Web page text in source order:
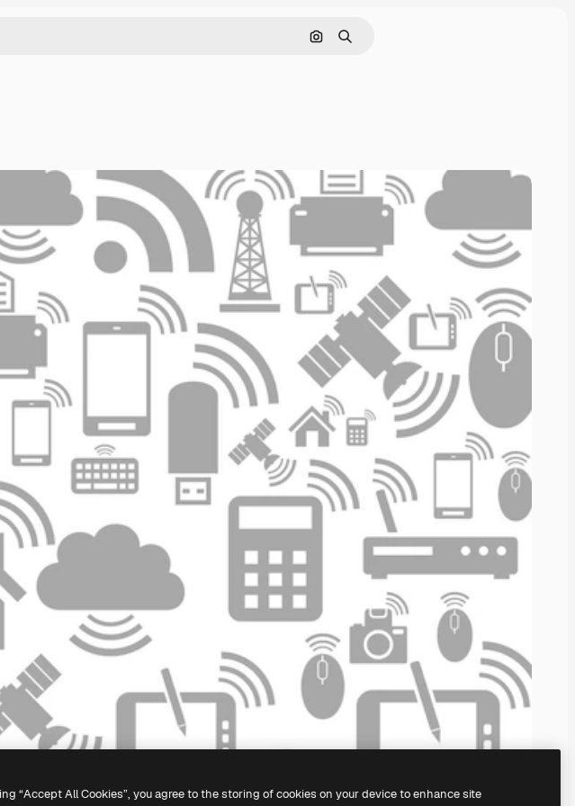
Pesquisar por imagem
Buscar
“Accept All Cookies”, you agree to the storing of cookies on your device to enhance site